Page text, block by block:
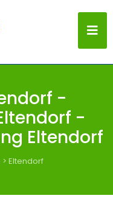
-
-
Eltendorf
> Eltendorf